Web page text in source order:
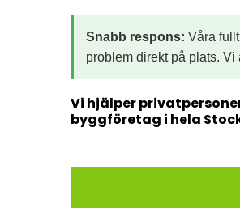
Snabb respons: Våra
problem direkt på plats. Vi
Vi hjälper
byggföretag i hela